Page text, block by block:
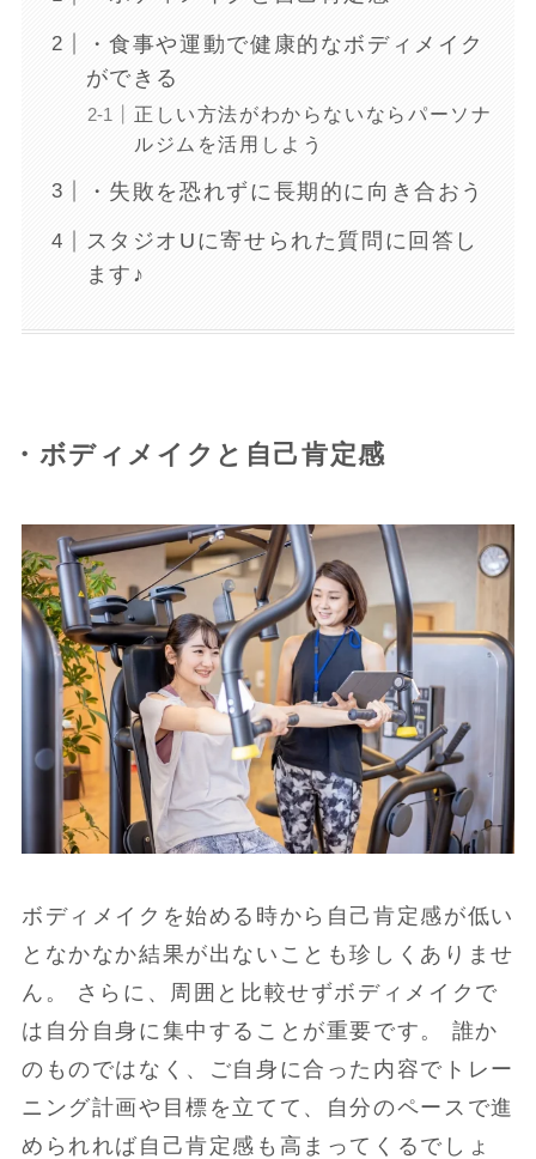
・食事や運動で健康的なボディメイク
ができる
正しい方法がわからないならパーソナ
ルジムを活用しよう
・失敗を恐れずに長期的に向き合おう
スタジオUに寄せられた質問に回答し
ます♪
・ボディメイクと自己肯定感
ボディメイクを始める時から自己肯定感が低い
となかなか結果が出ないことも珍しくありませ
ん。 さらに、周囲と比較せずボディメイクで
は自分自身に集中することが重要です。 誰か
のものではなく、ご自身に合った内容でトレー
ニング計画や目標を立てて、自分のペースで進
められれば自己肯定感も高まってくるでしょ